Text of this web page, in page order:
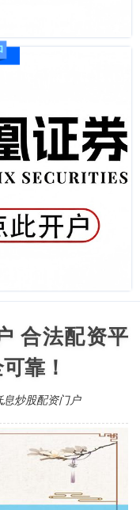
合法配资平
靠！
息炒股配资门户